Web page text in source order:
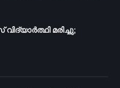
മരിച്ചു;